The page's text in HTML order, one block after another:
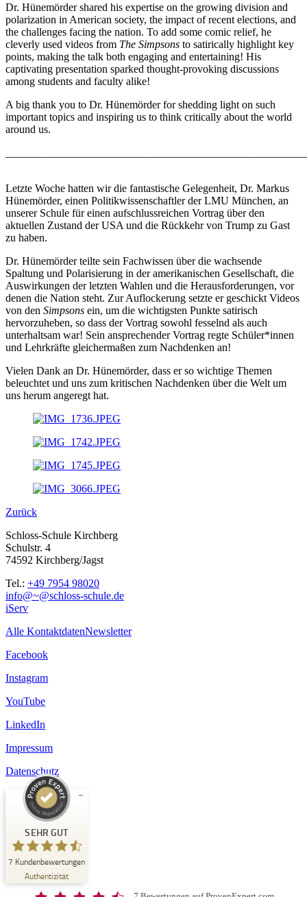
Dr. Hünemörder shared his expertise on the growing division and
polarization in American society, the impact of recent elections, and
the challenges facing the nation. To add some comic relief, he
cleverly used videos from The Simpsons to satirically highlight key
points, making the talk both engaging and entertaining! His
captivating presentation sparked thought-provoking discussions
among students and faculty alike!
A big thank you to Dr. Hünemörder for shedding light on such
important topics and inspiring us to think critically about the world
around us.
Letzte Woche hatten wir die fantastische Gelegenheit, Dr. Markus
Hünemörder, einen Politikwissenschaftler der LMU München, an
unserer Schule für einen aufschlussreichen Vortrag über den
aktuellen Zustand der USA und die Rückkehr von Trump zu Gast
zu haben.
Dr. Hünemörder teilte sein Fachwissen über die wachsende
Spaltung und Polarisierung in der amerikanischen Gesellschaft, die
Auswirkungen der letzten Wahlen und die Herausforderungen, vor
denen die Nation steht. Zur Auflockerung setzte er geschickt Videos
von den Simpsons ein, um die wichtigsten Punkte satirisch
hervorzuheben, so dass der Vortrag sowohl fesselnd als auch
unterhaltsam war! Sein ansprechender Vortrag regte Schüler*innen
und Lehrkräfte gleichermaßen zum Nachdenken an!
Vielen Dank an Dr. Hünemörder, dass er so wichtige Themen
beleuchtet und uns zum kritischen Nachdenken über die Welt um
uns herum angeregt hat.
Zurück
Schloss-Schule Kirchberg
Schulstr. 4
74592 Kirchberg/Jagst
Tel.: +49 7954 98020
info@~@schloss-schule.de
iServ
Alle KontaktdatenNewsletter
Facebook
Instagram
YouTube
LinkedIn
Impressum
Datenschutz
SEHR GUT
7 Kundenbewertungen
Authentizität
Kundenbewertungen und Erfahrungen zu
Schloss-Schule Kirchberg
ProvenExpert.com
SEHR GUT
4,67
/
5,00